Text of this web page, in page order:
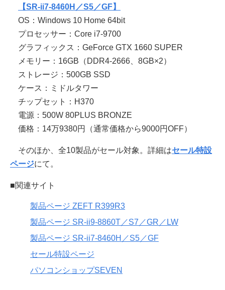
【SR-ii7-8460H／S5／GF】
OS：Windows 10 Home 64bit
プロセッサー：Core i7-9700
グラフィックス：GeForce GTX 1660 SUPER
メモリー：16GB（DDR4-2666、8GB×2）
ストレージ：500GB SSD
ケース：ミドルタワー
チップセット：H370
電源：500W 80PLUS BRONZE
価格：14万9380円（通常価格から9000円OFF）
そのほか、全10製品がセール対象。詳細はセール特設
ページにて。
■関連サイト
製品ページ ZEFT R399R3
製品ページ SR-ii9-8860T／S7／GR／LW
製品ページ SR-ii7-8460H／S5／GF
セール特設ページ
パソコンショップSEVEN